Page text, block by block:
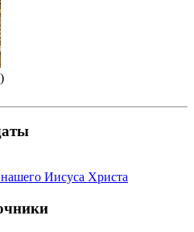
Иисуса Христа